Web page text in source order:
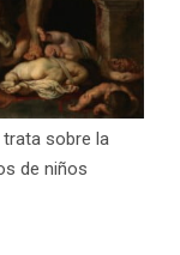
sobre la
de niños